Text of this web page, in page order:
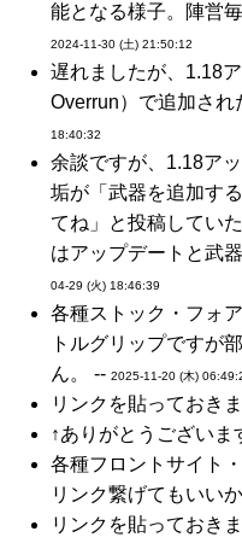
能となる様子。陣営
2024-11-30 (土) 21:50:12
遅れましたが、1.18
Overrun）で追加され
18:40:32
余談ですが、1.18ア
垢が「武器を追加す
てね」と投稿してい
はアップデートと武
04-29 (火) 18:46:39
各種ストック・フォ
トルグリップですが
ん。 -- 2025-11-20 (木)
リンクを貼っておき
↑ありがとうございま
各種フロントサイト
リンク繋げてもいい
リンクを貼っておき